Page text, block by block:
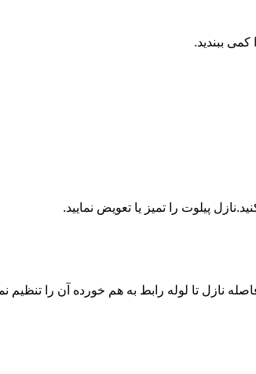
ببندید.
پیلوت را تمیز یا تعویض نمایید.
نازل تا لوله رابط به هم خورده آن را تنظیم